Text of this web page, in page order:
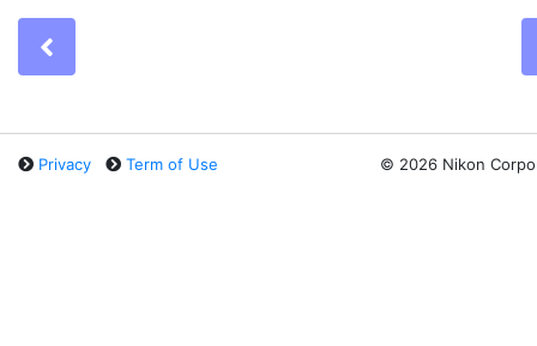
Privacy Term of Use © 2026 Nikon